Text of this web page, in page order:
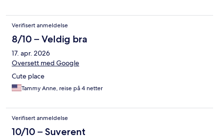
Verifisert anmeldelse
8/10 – Veldig bra
17. apr. 2026
Oversett med Google
Cute place
Tammy Anne, reise på 4 netter
Verifisert anmeldelse
10/10 – Suverent